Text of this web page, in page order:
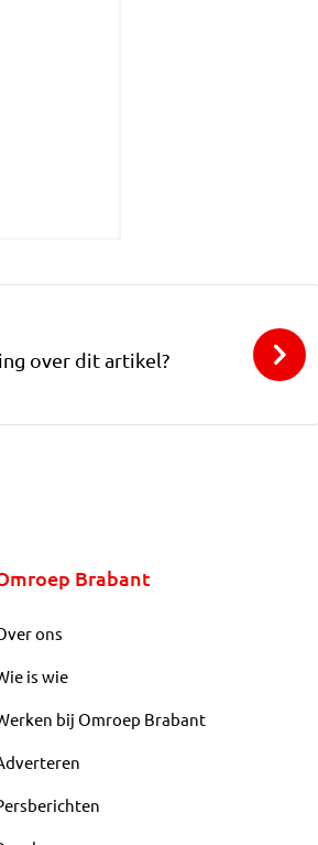
over dit artikel?
Brabant
ons
is wie
bij Omroep Brabant